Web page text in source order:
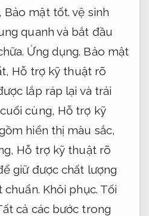
Bảo mật tốt. vệ sinh
quanh và bắt đầu
Ứng dụng. Bảo mật
Hỗ trợ kỹ thuật rõ
lắp ráp lại và trải
cùng, Hỗ trợ kỹ
hiển thị màu sắc,
Hỗ trợ kỹ thuật rõ
giữ được chất lượng
chuẩn. Khôi phục. Tối
cả các bước trong